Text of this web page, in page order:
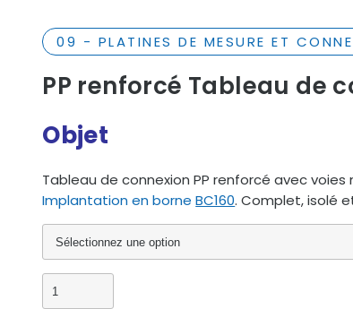
09 - PLATINES DE MESURE ET
PP renforcé Tableau de
Objet
TableaudeconnexionPPrenforcéavecvoies
ImplantationenborneBC160.Complet,isolé